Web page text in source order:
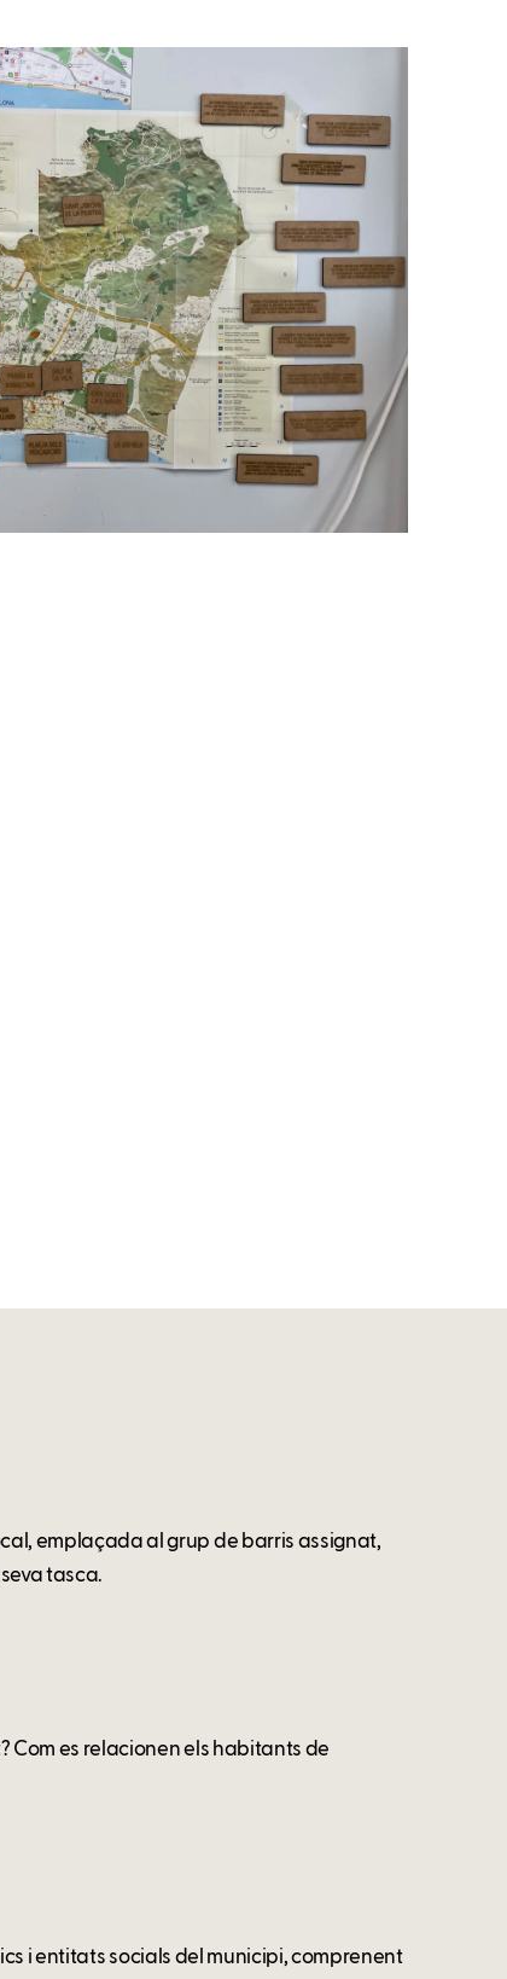
emplaçada al grup de barris assignat,
tasca.
Com es relacionen els habitants de
i entitats socials del municipi, comprenent